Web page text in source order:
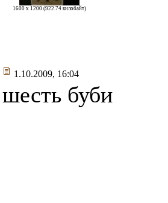
1600 x 1200 (922.74 килобайт)
1.10.2009, 16:04
шесть буби